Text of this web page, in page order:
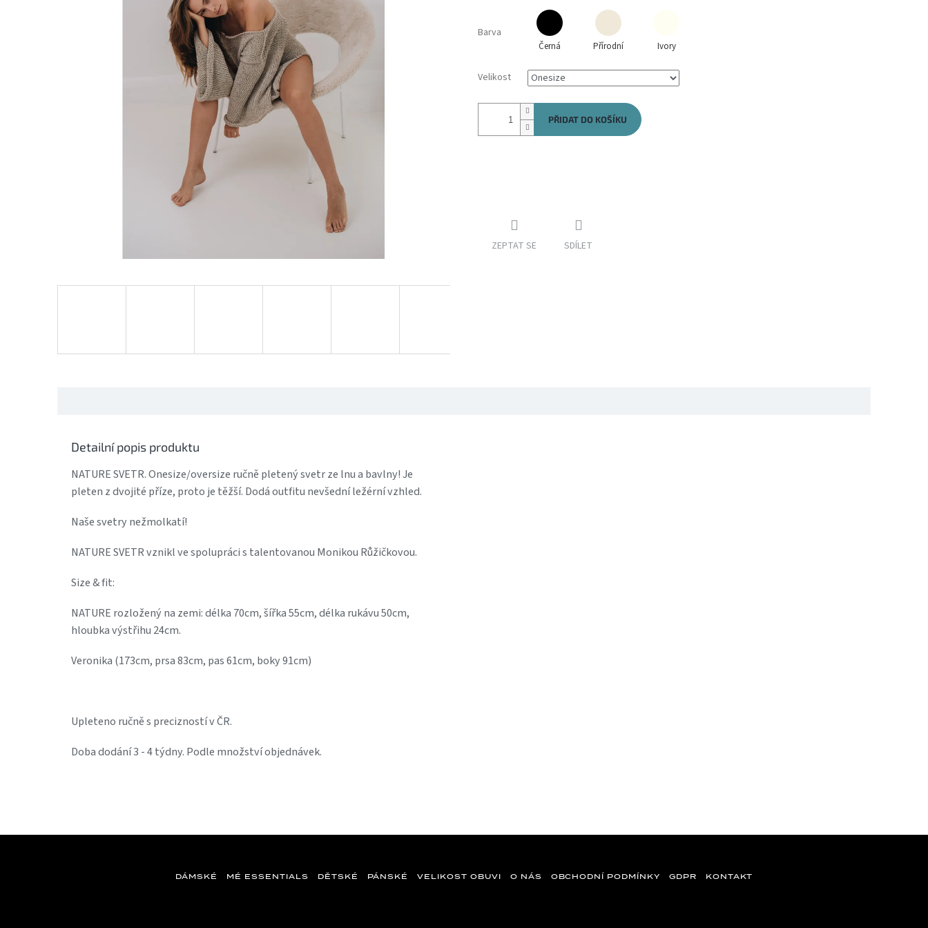
Barva
Černá Přírodní Ivory
Velikost
PŘIDAT DO KOŠÍKU
ZEPTAT SE SDÍLET
Detailní popis produktu
NATURE SVETR. Onesize/oversize ručně pletený svetr ze lnu a bavlny! Je
pleten z dvojité příze, proto je těžší. Dodá outfitu nevšední ležérní vzhled.
Naše svetry nežmolkatí!
NATURE SVETR vznikl ve spolupráci s talentovanou Monikou Růžičkovou.
Size & fit:
NATURE rozložený na zemi: délka 70cm, šířka 55cm, délka rukávu 50cm,
hloubka výstřihu 24cm.
Veronika (173cm, prsa 83cm, pas 61cm, boky 91cm)
Upleteno ručně s precizností v ČR.
Doba dodání 3 - 4 týdny. Podle množství objednávek.
DÁMSKÉ MÉ ESSENTIALS DĚTSKÉ PÁNSKÉ VELIKOST OBUVI O NÁS OBCHODNÍ PODMÍNKY GDPR KONTAKT